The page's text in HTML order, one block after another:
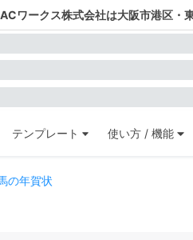
ACワークス株式会社は大阪市港区・
テンプレート 使い方 / 機能
の年賀状